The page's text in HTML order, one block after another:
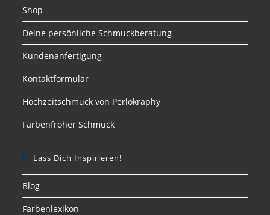
Shop
Deine persönliche Schmuckberatung
Kundenanfertigung
Kontaktformular
Hochzeitschmuck von Perlokraphy
Farbenfroher Schmuck
Lass Dich Inspirieren!
Blog
Farbenlexikon